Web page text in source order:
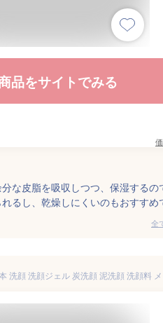
品をサイトでみる
な皮脂を吸収しつつ、保湿するの
るし、乾燥しにくいのもおすすめ
全